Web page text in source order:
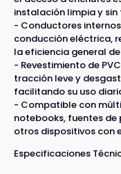
instalación limpia y sin
- Conductores
conducción eléctrica,
la eficiencia general
- Revestimiento de
tracción leve y
facilitando su uso
- Compatible con
notebooks, fuentes
otros dispositivos con
Especificaciones